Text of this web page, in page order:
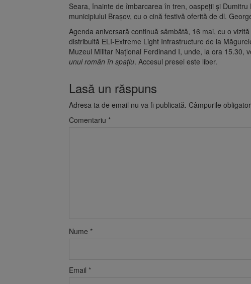
Seara, înainte de îmbarcarea în tren, oaspeții și
municipiului Brașov, cu o cină festivă oferită de dl.
Agenda aniversară continuă sâmbătă, 16 mai, cu o
distribuită ELI-Extreme Light Infrastructure de la
Muzeul Militar Național Ferdinand I, unde, la ora 15.30,
unui român în spațiu. Accesul presei este liber.
Lasă un răspuns
Adresa ta de email nu va fi publicată. Câmpurile
Comentariu *
Nume *
Email *